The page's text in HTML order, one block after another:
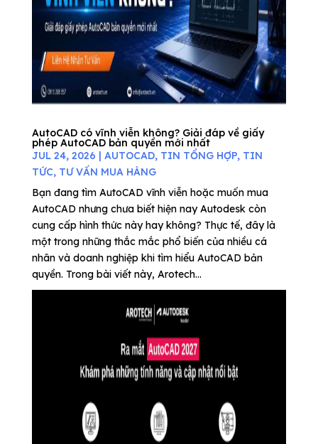
AutoCAD có vĩnh viễn không? Giải đáp về giấy
phép AutoCAD bản quyền mới nhất
JUL 24, 2026 | AUTOCAD, TIN TỔNG HỢP, TIN
TỨC, TƯ VẤN MUA HÀNG
Bạn đang tìm AutoCAD vĩnh viễn hoặc muốn mua
AutoCAD nhưng chưa biết hiện nay Autodesk còn
cung cấp hình thức này hay không? Thực tế, đây là
một trong những thắc mắc phổ biến của nhiều cá
nhân và doanh nghiệp khi tìm hiểu AutoCAD bản
quyền. Trong bài viết này, Arotech...